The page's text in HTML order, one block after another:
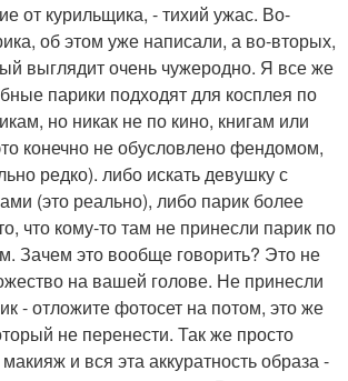
от курильщика, - тихий ужас. Во-
об этом уже написали, а во-вторых,
выглядит очень чужеродно. Я все же
парики подходят для косплея по
но никак не по кино, книгам или
конечно не обусловлено фендомом,
редко). либо искать девушку с
(это реально), либо парик более
что кому-то там не принесли парик по
Зачем это вообще говорить? Это не
на вашей голове. Не принесли
- отложите фотосет на потом, это же
не перенести. Так же просто
и вся эта аккуратность образа -